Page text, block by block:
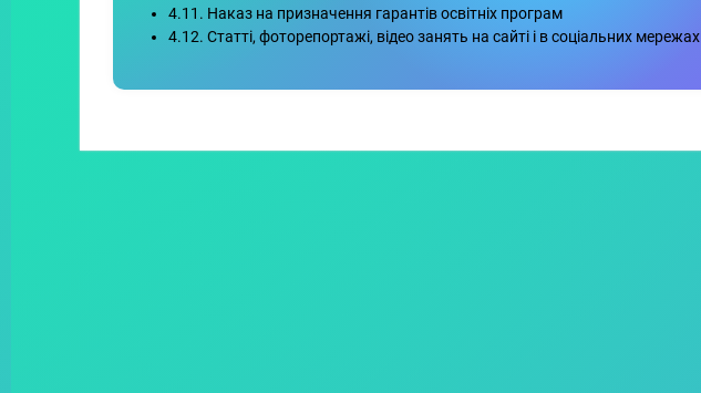
4.11. Наказ на призначення гарантів освітніх програм
4.12. Статті, фоторепортажі, відео занять на сайті і в соціальних мережах